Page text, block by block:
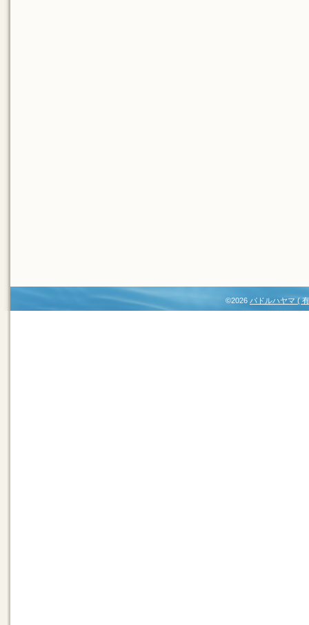
©2026 パドルハヤマ (